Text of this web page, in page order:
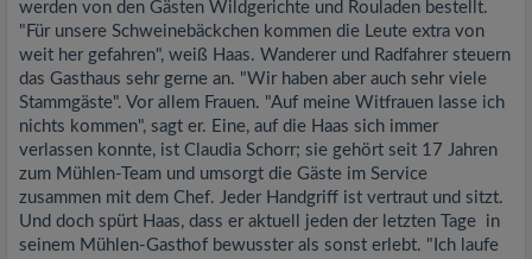
werden von den Gästen Wildgerichte und Rouladen bestellt.
"Für unsere Schweinebäckchen kommen die Leute extra von
weit her gefahren", weiß Haas. Wanderer und Radfahrer steuern
das Gasthaus sehr gerne an. "Wir haben aber auch sehr viele
Stammgäste". Vor allem Frauen. "Auf meine Witfrauen lasse ich
nichts kommen", sagt er. Eine, auf die Haas sich immer
verlassen konnte, ist Claudia Schorr; sie gehört seit 17 Jahren
zum Mühlen-Team und umsorgt die Gäste im Service
zusammen mit dem Chef. Jeder Handgriff ist vertraut und sitzt.
Und doch spürt Haas, dass er aktuell jeden der letzten Tage in
seinem Mühlen-Gasthof bewusster als sonst erlebt. "Ich laufe